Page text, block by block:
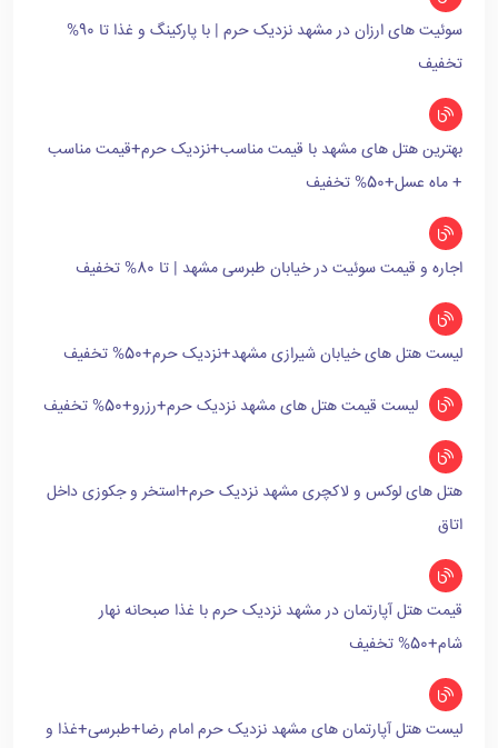
سوئیت های ارزان در مشهد نزدیک حرم | با پارکینگ و غذا تا 90%
تخفیف
بهترین هتل های مشهد با قیمت مناسب+نزدیک حرم+قیمت مناسب
+ ماه عسل+50% تخفیف
اجاره و قیمت سوئیت در خیابان طبرسی مشهد | تا 80% تخفیف
لیست هتل های خیابان شیرازی مشهد+نزدیک حرم+50% تخفیف
لیست قیمت هتل های مشهد نزدیک حرم+رزرو+50% تخفیف
هتل های لوکس و لاکچری مشهد نزدیک حرم+استخر و جکوزی داخل
اتاق
قیمت هتل آپارتمان در مشهد نزدیک حرم با غذا صبحانه نهار
شام+50% تخفیف
لیست هتل آپارتمان های مشهد نزدیک حرم امام رضا+طبرسی+غذا و